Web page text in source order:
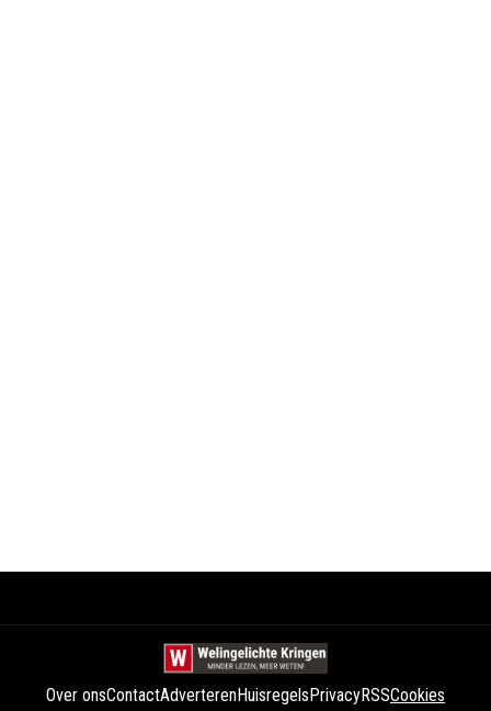
Over onsContactAdverterenHuisregelsPrivacyRSSCookies